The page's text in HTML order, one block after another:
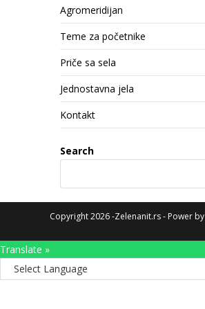
Agromeridijan
Teme za početnike
Priče sa sela
Jednostavna jela
Kontakt
Search
Copyright 2026 -Zelenanit.rs - Power by
Translate »